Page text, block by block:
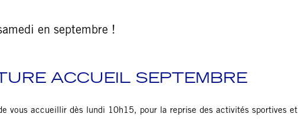
en septembre !
ACCUEIL SEPTEMBRE
vous accueillir dès lundi 10h15, pour la reprise des activités sportives et